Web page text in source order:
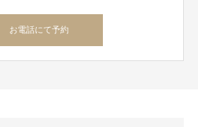
お電話にて予約